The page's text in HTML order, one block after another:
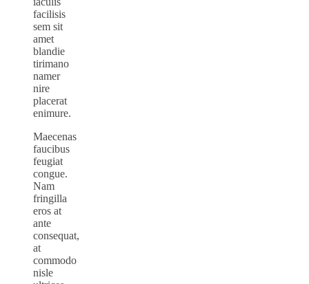
facilisis
sem sit
amet
blandie
tirimano
namer
nire
placerat
enimure.
Maecenas
faucibus
feugiat
congue.
Nam
fringilla
eros at
ante
consequat,
at
commodo
nisle